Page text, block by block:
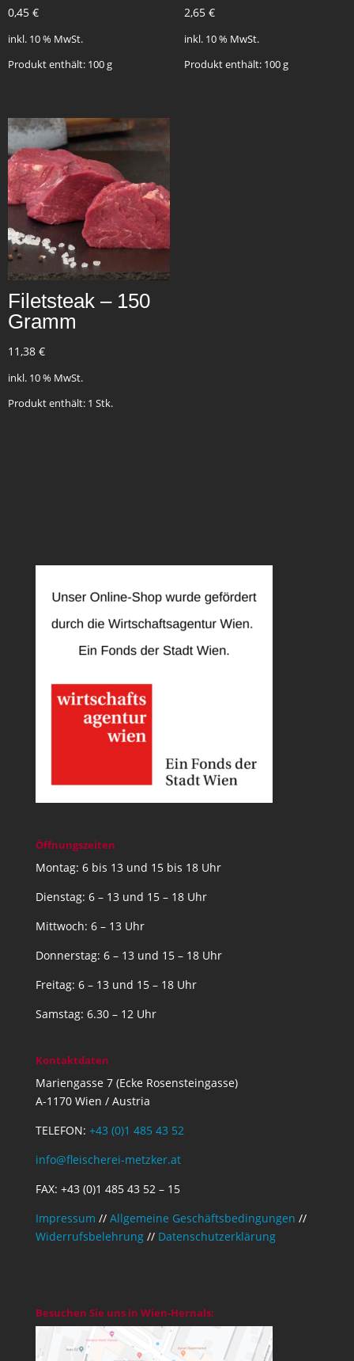
0,45 €
inkl. 10 % MwSt.
Produkt enthält: 100g
2,65 €
inkl. 10 % MwSt.
Produkt enthält: 100g
Filetsteak – 150
Gramm
11,38 €
inkl. 10 % MwSt.
Produkt enthält: 1 Stk.
Öffnungszeiten
Montag: 6 bis 13 und 15 bis 18 Uhr
Dienstag: 6 – 13 und 15 – 18 Uhr
Mittwoch: 6 – 13 Uhr
Donnerstag: 6 – 13 und 15 – 18 Uhr
Freitag: 6 – 13 und 15 – 18 Uhr
Samstag: 6.30 – 12 Uhr
Kontaktdaten
Mariengasse 7 (Ecke Rosensteingasse)
A-1170 Wien / Austria
TELEFON: +43 (0)1 485 43 52
info@fleischerei-metzker.at
FAX: +43 (0)1 485 43 52 – 15
Impressum // Allgemeine Geschäftsbedingungen //
Widerrufsbelehrung// Datenschutzerklärung
Besuchen Sie uns in Wien-Hernals: